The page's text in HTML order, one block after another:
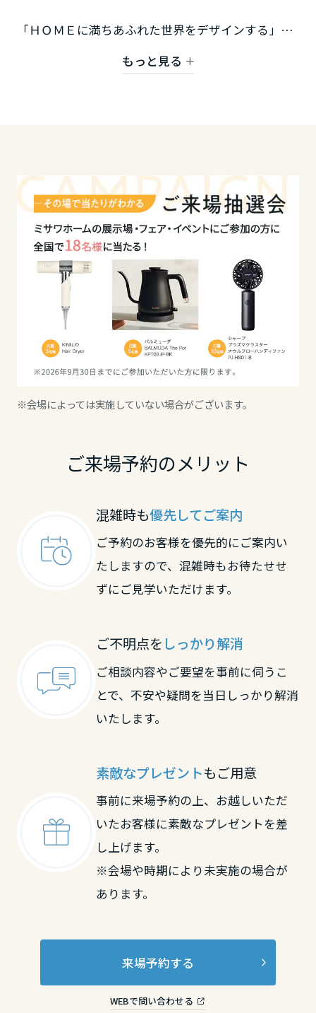
「ＨＯＭＥに満ちあふれた世界をデザインする」
ミサワホームのコーポレートスローガンです。
経験豊富なスタッフが、皆様の想いにお応えしま
す。
是非お気軽にご相談ください。
もっと見る
※会場によっては実施していない場合がございます。
ご来場予約のメリット
混雑時も優先してご案内
ご予約のお客様を優先的にご案内い
たしますので、混雑時もお待たせせ
ずにご見学いただけます。
ご不明点を しっかり解消
ご相談内容やご要望を事前に伺うこ
とで、不安や疑問を当日しっかり解消
いたします。
素敵なプレゼントもご用意
事前に来場予約の上、お越しいただ
いたお客様に素敵なプレゼントを差
し上げます。
※会場や時期により未実施の場合が
あります。
来場予約する
WEBで問い合わせる
新潟県
石川県
山梨県
長野県
静岡県
近畿エリア
大阪府
奈良県